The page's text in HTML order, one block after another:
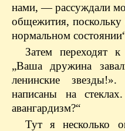
нами, — рассуждали
общежития,
нормальном
Затем переходят
„Ваша дружина
ленинские
написаны на
авангардизм?“
Тут я несколько